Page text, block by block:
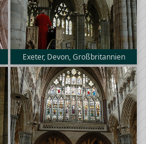
Exeter, Devon, Großbritannien